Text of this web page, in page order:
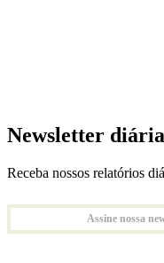
Newsletter diária
Receba nossos relatórios
Assine nossa